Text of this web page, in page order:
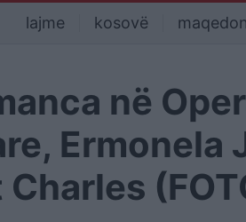
lajme kosovë
në
Ermonela